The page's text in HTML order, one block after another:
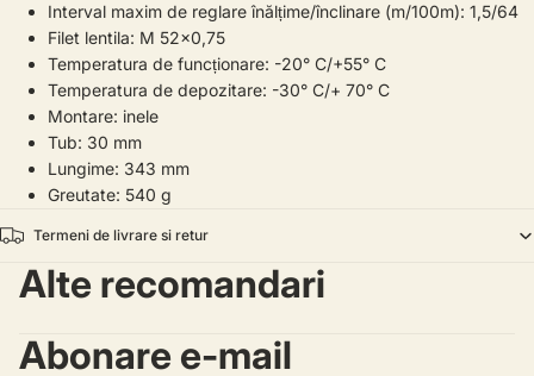
Interval maxim de reglare înălțime/înclinare (m/100m): 1,5/64
Filet lentila: M 52x0,75
Temperatura de funcționare: -20° C/+55° C
Temperatura de depozitare: -30° C/+ 70° C
Montare: inele
Tub: 30 mm
Lungime: 343 mm
Greutate: 540 g
Termeni de livrare si retur
Alte recomandari
Abonare e-mail